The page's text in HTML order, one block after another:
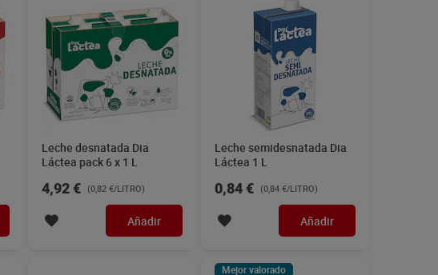
Leche desnatada Dia
Láctea pack 6 x 1 L
4,92 € (0,82 €/LITRO)
Añadir
Leche semidesnatada Dia
Láctea 1 L
0,84 € (0,84 €/LITRO)
Añadir
Mejor valorado